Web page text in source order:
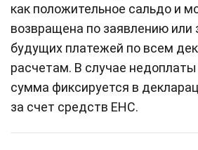
как положительное сальдо и
возвращена по заявлению или
будущих платежей по всем
расчетам. В случае
сумма фиксируется в
за счет средств ЕНС.